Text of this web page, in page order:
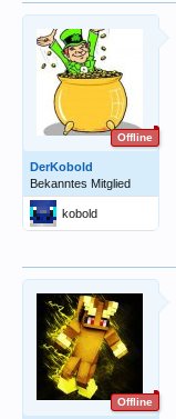
Offline
DerKobold
Bekanntes Mitglied
kobold
Offline